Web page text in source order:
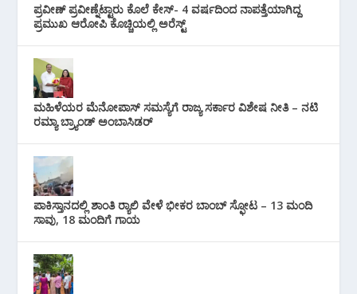
ಪ್ರವೀಣ್ ಪ್ರವೀಣ್ನೆಟ್ಟಾರು ಕೊಲೆ ಕೇಸ್‌- 4 ವರ್ಷದಿಂದ ನಾಪತ್ತೆಯಾಗಿದ್ದ
ಪ್ರಮುಖ ಆರೋಪಿ ಕೊಚ್ಚಿಯಲ್ಲಿ ಅರೆಸ್ಟ್‌
ಮಹಿಳೆಯರ ಮೆನೋಪಾಸ್ ಸಮಸ್ಯೆಗೆ ರಾಜ್ಯ ಸರ್ಕಾರ ವಿಶೇಷ ನೀತಿ – ನಟಿ
ರಮ್ಯಾ ಬ್ರ್ಯಾಂಡ್ ಅಂಬಾಸಿಡರ್
ಪಾಕಿಸ್ತಾನದಲ್ಲಿ ಶಾಂತಿ ರ‍್ಯಾಲಿ ವೇಳೆ ಭೀಕರ ಬಾಂಬ್ ಸ್ಫೋಟ – 13 ಮಂದಿ
ಸಾವು, 18 ಮಂದಿಗೆ ಗಾಯ